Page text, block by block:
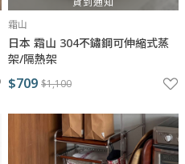
霜山
日本 霜山 304不鏽鋼可伸縮式蒸
架/隔熱架
$709 $1,100